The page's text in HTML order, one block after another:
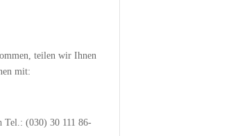
teilen wir Ihnen
mit:
Tel.: (030) 30 111 86-